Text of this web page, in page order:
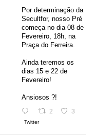
Por determinação da
Secultfor, nosso Pré
começa no dia 08 de
Fevereiro, 18h, na
Praça do Ferreira.
Ainda teremos os
dias 15 e 22 de
Fevereiro!
Ansiosos ?!
2 3
Twitter